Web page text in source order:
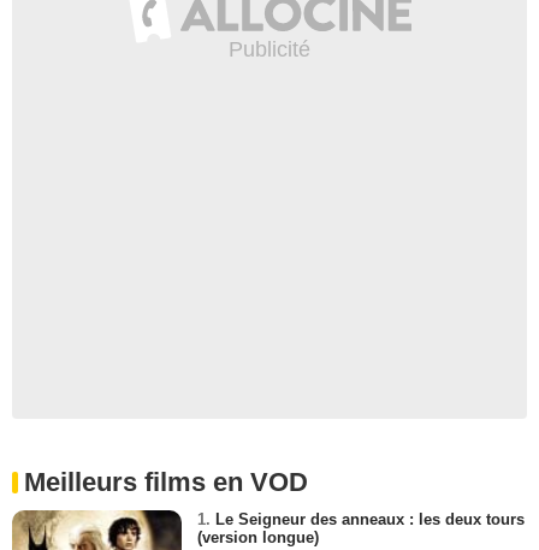
Meilleurs films en VOD
1. Le Seigneur des anneaux : les deux tours
(version longue)